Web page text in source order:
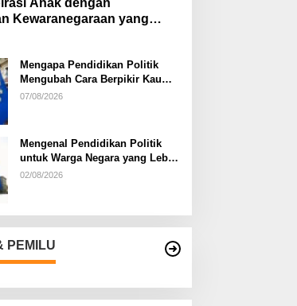
Anak dengan
Kewaranegaraan yang
Mengapa Pendidikan Politik
Mengubah Cara Berpikir Kaum
Muda
07/08/2026
Mengenal Pendidikan Politik
untuk Warga Negara yang Lebih
Kritis
02/08/2026
PEMILU